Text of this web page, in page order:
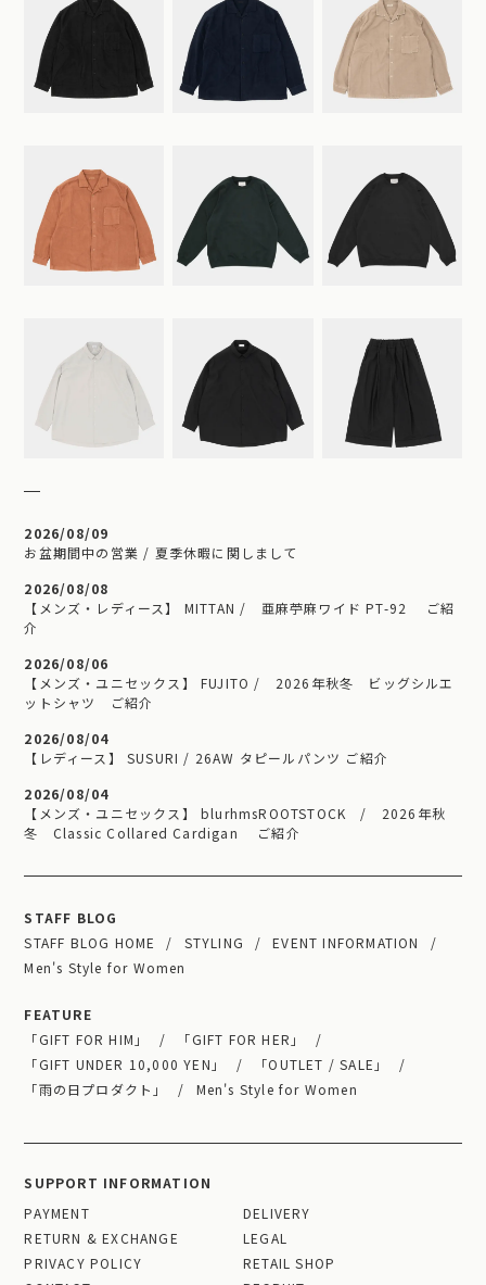
2026/08/09
お盆期間中の営業 / 夏季休暇に関しまして
2026/08/08
【メンズ・レディース】 MITTAN / 亜麻苧麻ワイド PT-92 ご紹
介
2026/08/06
【メンズ・ユニセックス】 FUJITO / 2026年秋冬 ビッグシルエ
ットシャツ ご紹介
2026/08/04
【レディース】 SUSURI / 26AW タピールパンツ ご紹介
2026/08/04
【メンズ・ユニセックス】 blurhmsROOTSTOCK / 2026年秋
冬 Classic Collared Cardigan ご紹介
STAFF BLOG
STAFF BLOG HOME
STYLING
EVENT INFORMATION
Men's Style for Women
FEATURE
「GIFT FOR HIM」
「GIFT FOR HER」
「GIFT UNDER 10,000 YEN」
「OUTLET / SALE」
「雨の日プロダクト」
Men's Style for Women
SUPPORT INFORMATION
PAYMENT
DELIVERY
RETURN & EXCHANGE
LEGAL
PRIVACY POLICY
RETAIL SHOP